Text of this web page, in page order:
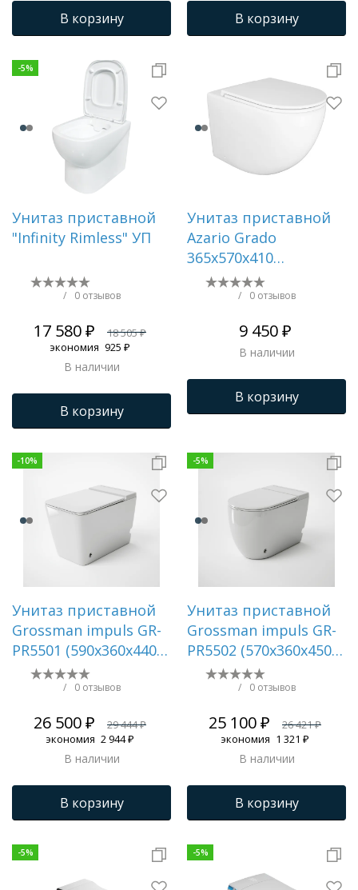
механизмом
плавного
закрывания, крепеж
В корзину В корзину
-5%
Унитаз приставной
"Infinity Rimless" УП
/ 0 отзывов
17 580 ₽
18 505 ₽
экономия 925 ₽
В наличии
В корзину
Унитаз приставной
Azario Grado
365х570х410
безободковый, смыв
"Торнадо", в
быстросъемным
сидением
микролифт () AZ-
2141D-UQ1
/ 0 отзывов
9 450 ₽
В наличии
В корзину
-10%
Унитаз приставной
Grossman impuls GR-
PR5501 (590х360х440)
безободковый,белый
с тонкой
место
/ 0 отзывов
26 500 ₽
29 444 ₽
экономия 2 944 ₽
В наличии
В корзину
-5%
Унитаз приставной
Grossman impuls GR-
PR5502 (570х360х450)
безободковый,белый
с тонкой
место
/ 0 отзывов
25 100 ₽
26 421 ₽
экономия 1 321 ₽
В наличии
В корзину
-5% -5%